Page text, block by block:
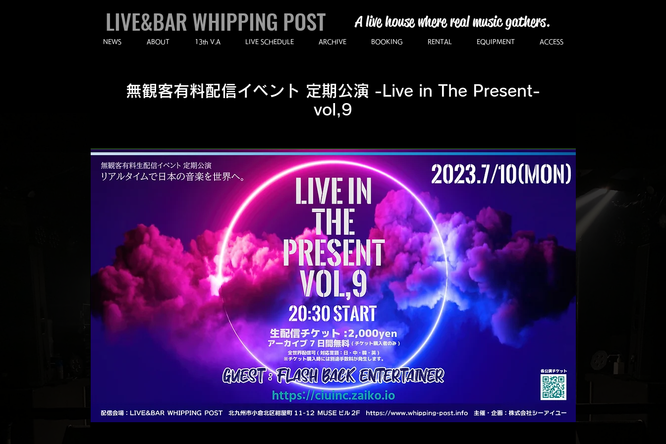
LIVE&BAR WHIPPING POST A live house where real music gathers.
NEWS ABOUT 13th V.A LIVE SCHEDULE ARCHIVE BOOKING RENTAL EQUIPMENT ACCESS
無観客有料配信イベント 定期公演 -Live in The Present-
vol,9